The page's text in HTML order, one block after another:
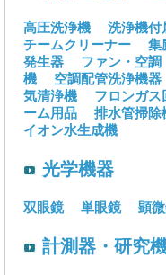
高圧洗浄機 洗浄機付
チームクリーナー
集
発生器
ファン・空調
機
空調配管洗浄機器
気清浄機
フロンガス
ーム用品
排水管掃除
イオン水生成機
光学機器
双眼鏡 単眼鏡 顕
計測器・研究